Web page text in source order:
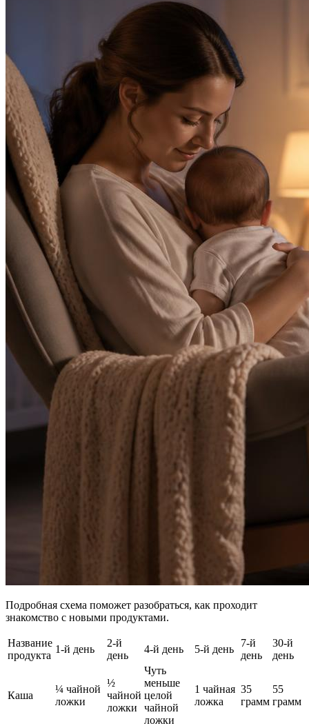
Подробная схема поможет разобраться, как проходит
знакомство с новыми продуктами.
Название
продукта
1-й день
2-й
день
4-й день 5-й день
7-й
день
30-й
день
Каша
¼ чайной
ложки
½
чайной
ложки
Чуть
меньше
целой
чайной
ложки
1 чайная
ложка
35
грамм
55
грамм